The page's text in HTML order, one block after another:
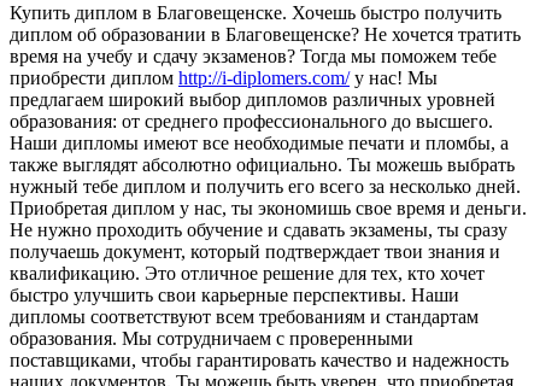
Купить диплoм в Блaгoвeщeнскe. Хочешь быстро получить
диплом об образовании в Благовещенске? Не хочется тратить
время на учебу и сдачу экзаменов? Тогда мы поможем тебе
приобрести диплом http://i-diplomers.com/у нас! Мы
предлагаем широкий выбор дипломов различных уровней
образования: от среднего профессионального до высшего.
Наши дипломы имеют все необходимые печати и пломбы, а
также выглядят абсолютно официально. Ты можешь выбрать
нужный тебе диплом и получить его всего за несколько дней.
Приобретая диплом у нас, ты экономишь свое время и деньги.
Не нужно проходить обучение и сдавать экзамены, ты сразу
получаешь документ, который подтверждает твои знания и
квалификацию. Это отличное решение для тех, кто хочет
быстро улучшить свои карьерные перспективы. Наши
дипломы соответствуют всем требованиям и стандартам
образования. Мы сотрудничаем с проверенными
поставщиками, чтобы гарантировать качество и надежность
наших документов. Ты можешь быть уверен, что приобретая